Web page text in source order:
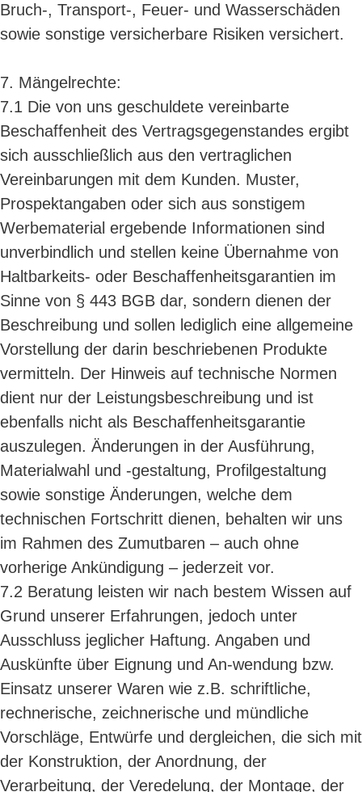
Bruch-, Transport-, Feuer- und Wasserschäden
sowie sonstige versicherbare Risiken versichert.
7. Mängelrechte:
7.1 Die von uns geschuldete vereinbarte
Beschaffenheit des Vertragsgegenstandes ergibt
sich ausschließlich aus den vertraglichen
Vereinbarungen mit dem Kunden. Muster,
Prospektangaben oder sich aus sonstigem
Werbematerial ergebende Informationen sind
unverbindlich und stellen keine Übernahme von
Haltbarkeits- oder Beschaffenheitsgarantien im
Sinne von § 443 BGB dar, sondern dienen der
Beschreibung und sollen lediglich eine allgemeine
Vorstellung der darin beschriebenen Produkte
vermitteln. Der Hinweis auf technische Normen
dient nur der Leistungsbeschreibung und ist
ebenfalls nicht als Beschaffenheitsgarantie
auszulegen. Änderungen in der Ausführung,
Materialwahl und -gestaltung, Profilgestaltung
sowie sonstige Änderungen, welche dem
technischen Fortschritt dienen, behalten wir uns
im Rahmen des Zumutbaren – auch ohne
vorherige Ankündigung – jederzeit vor.
7.2 Beratung leisten wir nach bestem Wissen auf
Grund unserer Erfahrungen, jedoch unter
Ausschluss jeglicher Haftung. Angaben und
Auskünfte über Eignung und An-wendung bzw.
Einsatz unserer Waren wie z.B. schriftliche,
rechnerische, zeichnerische und mündliche
Vorschläge, Entwürfe und dergleichen, die sich mit
der Konstruktion, der Anordnung, der
Verarbeitung, der Veredelung, der Montage, der